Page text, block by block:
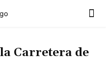
Carretera de